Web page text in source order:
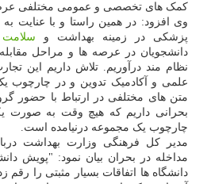
کمک های تخصصی و عمومی مختلفی
وی افزود: در همین راستا و با عنایت
پزشکی در زمینه بهداشت و سلامت
دانشجویان در عرصه ها و مراحل
نظام مند درآوریم. تلاش داریم این
علمی و آکادمیک تدوین و در چارچوب
متن های مختلفی در ارتباط با حضور
بحرانی داریم که هیچ وقت به صورت
چارچوب یک مجموعه درنیامده است.
مدیر کل فرهنگی وزارت بهداشت
مداخله در بحران بیان نمود: "پویش
دانشگاه ها اتفاقات بسیار مثبتی را رقم